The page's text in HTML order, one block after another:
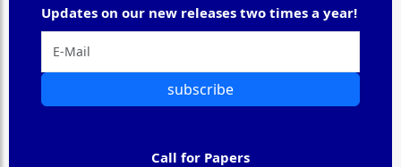
Updates on our new releases two times a year!
subscribe
Call for Papers